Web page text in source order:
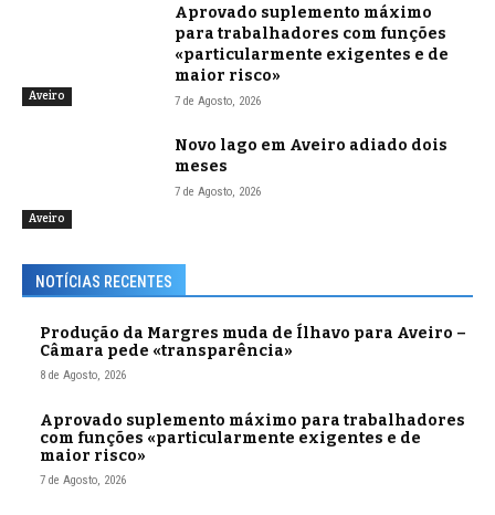
Aveiro
Aprovado suplemento máximo
para trabalhadores com funções
«particularmente exigentes e de
maior risco»
7 de Agosto, 2026
Aveiro
Novo lago em Aveiro adiado dois
meses
7 de Agosto, 2026
NOTÍCIAS RECENTES
Produção da Margres muda de Ílhavo para Aveiro –
Câmara pede «transparência»
8 de Agosto, 2026
Aprovado suplemento máximo para trabalhadores
com funções «particularmente exigentes e de
maior risco»
7 de Agosto, 2026